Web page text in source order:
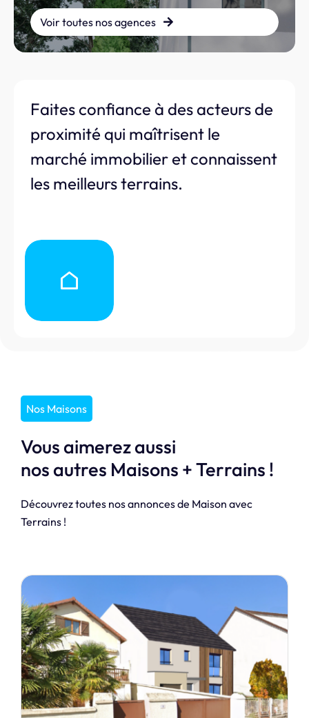
Voir toutes nos agences
Faites confiance à des acteurs de
proximité qui maîtrisent le
marché immobilier et connaissent
les meilleurs terrains.
Nos Maisons
Vous aimerez aussi
nos autres Maisons + Terrains !
Découvrez toutes nos annonces de Maison avec
Terrains !